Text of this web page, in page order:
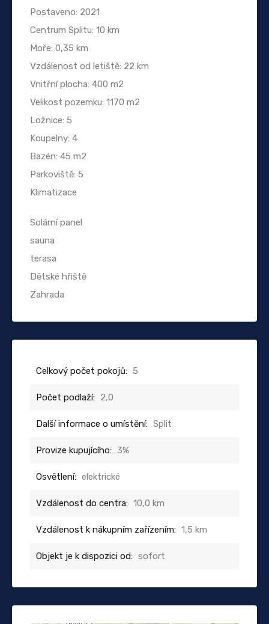
Postaveno: 2021
Centrum Splitu: 10 km
Moře: 0,35 km
Vzdálenost od letiště: 22 km
Vnitřní plocha: 400 m2
Velikost pozemku: 1170 m2
Ložnice: 5
Koupelny: 4
Bazén: 45 m2
Parkoviště: 5
Klimatizace
Solární panel
sauna
terasa
Dětské hřiště
Zahrada
Celkový počet pokojů: 5
Počet podlaží: 2,0
Další informace o umístění: Split
Provize kupujícího: 3%
Osvětlení: elektrické
Vzdálenost do centra: 10,0 km
Vzdálenost k nákupním zařízením: 1,5 km
Objekt je k dispozici od: sofort